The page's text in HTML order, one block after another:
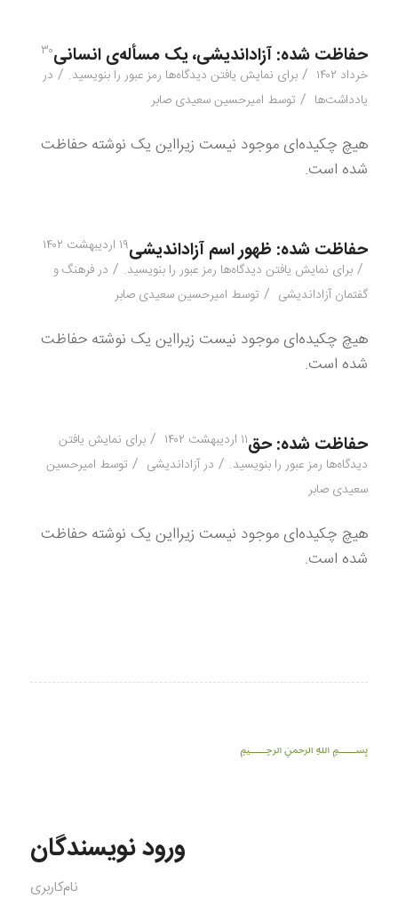
حفاظت شده: آزاداندیشی، یک مسأله‌ی انسانی۳۰
خرداد ۱۴۰۲
/ برای نمایش یافتن دیدگاه‌ها رمز عبور را بنویسید. / در
یادداشت‌ها / توسط امیرحسین سعیدی صابر
هیچ چکیده‌ای موجود نیست زیرا‌این یک نوشته حفاظت
شده است.
حفاظت شده: ظهور اسم آزاداندیشی۱۹ اردیبهشت ۱۴۰۲
/ برای نمایش یافتن دیدگاه‌ها رمز عبور را بنویسید. / در فرهنگ و
گفتمان آزاداندیشی / توسط امیرحسین سعیدی صابر
هیچ چکیده‌ای موجود نیست زیرا‌این یک نوشته حفاظت
شده است.
حفاظت شده: حق۱۱ اردیبهشت ۱۴۰۲ / برای نمایش یافتن
دیدگاه‌ها رمز عبور را بنویسید. / در آزاداندیشی / توسط امیرحسین
سعیدی صابر
هیچ چکیده‌ای موجود نیست زیرا‌این یک نوشته حفاظت
شده است.
﷽
ورود نویسندگان
نام‌کاربری